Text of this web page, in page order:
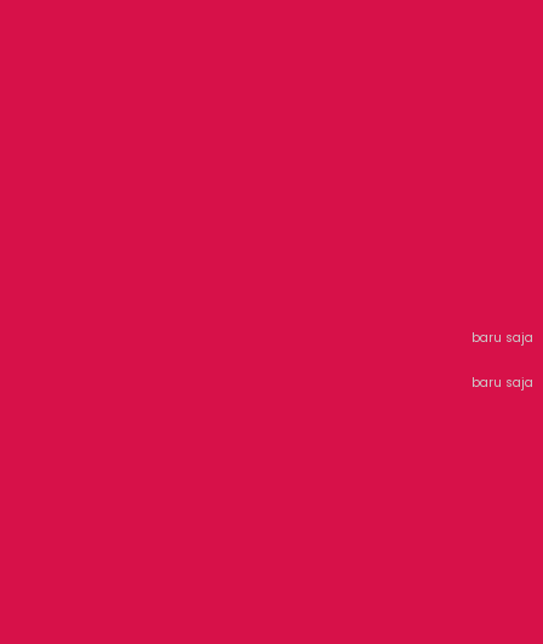
baru saja
baru saja